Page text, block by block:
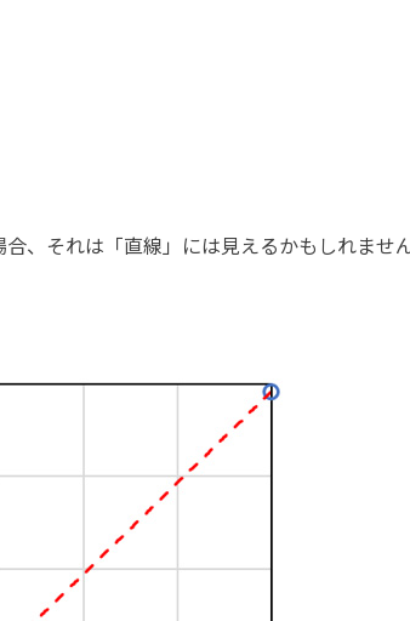
、それは「直線」には見えるかもしれませ